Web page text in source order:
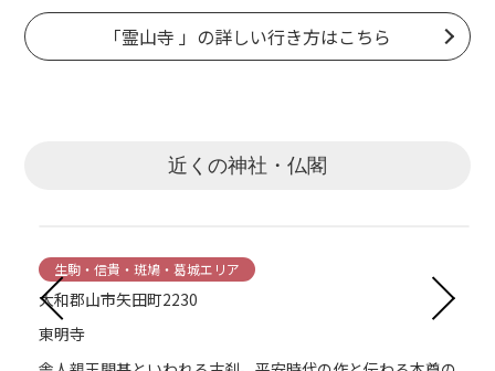
「霊山寺 」の詳しい行き方はこちら
近くの神社・仏閣
生駒・信貴・斑鳩・葛城エリア
大和郡山市矢田町2230
東明寺
生駒・信貴・斑鳩・葛城エリア
大和郡山市矢田町3506
矢田寺
奈良エリア
奈良市菅原町508
喜光寺
奈良エリア
奈良市菅原東1-15-1
菅原天満宮